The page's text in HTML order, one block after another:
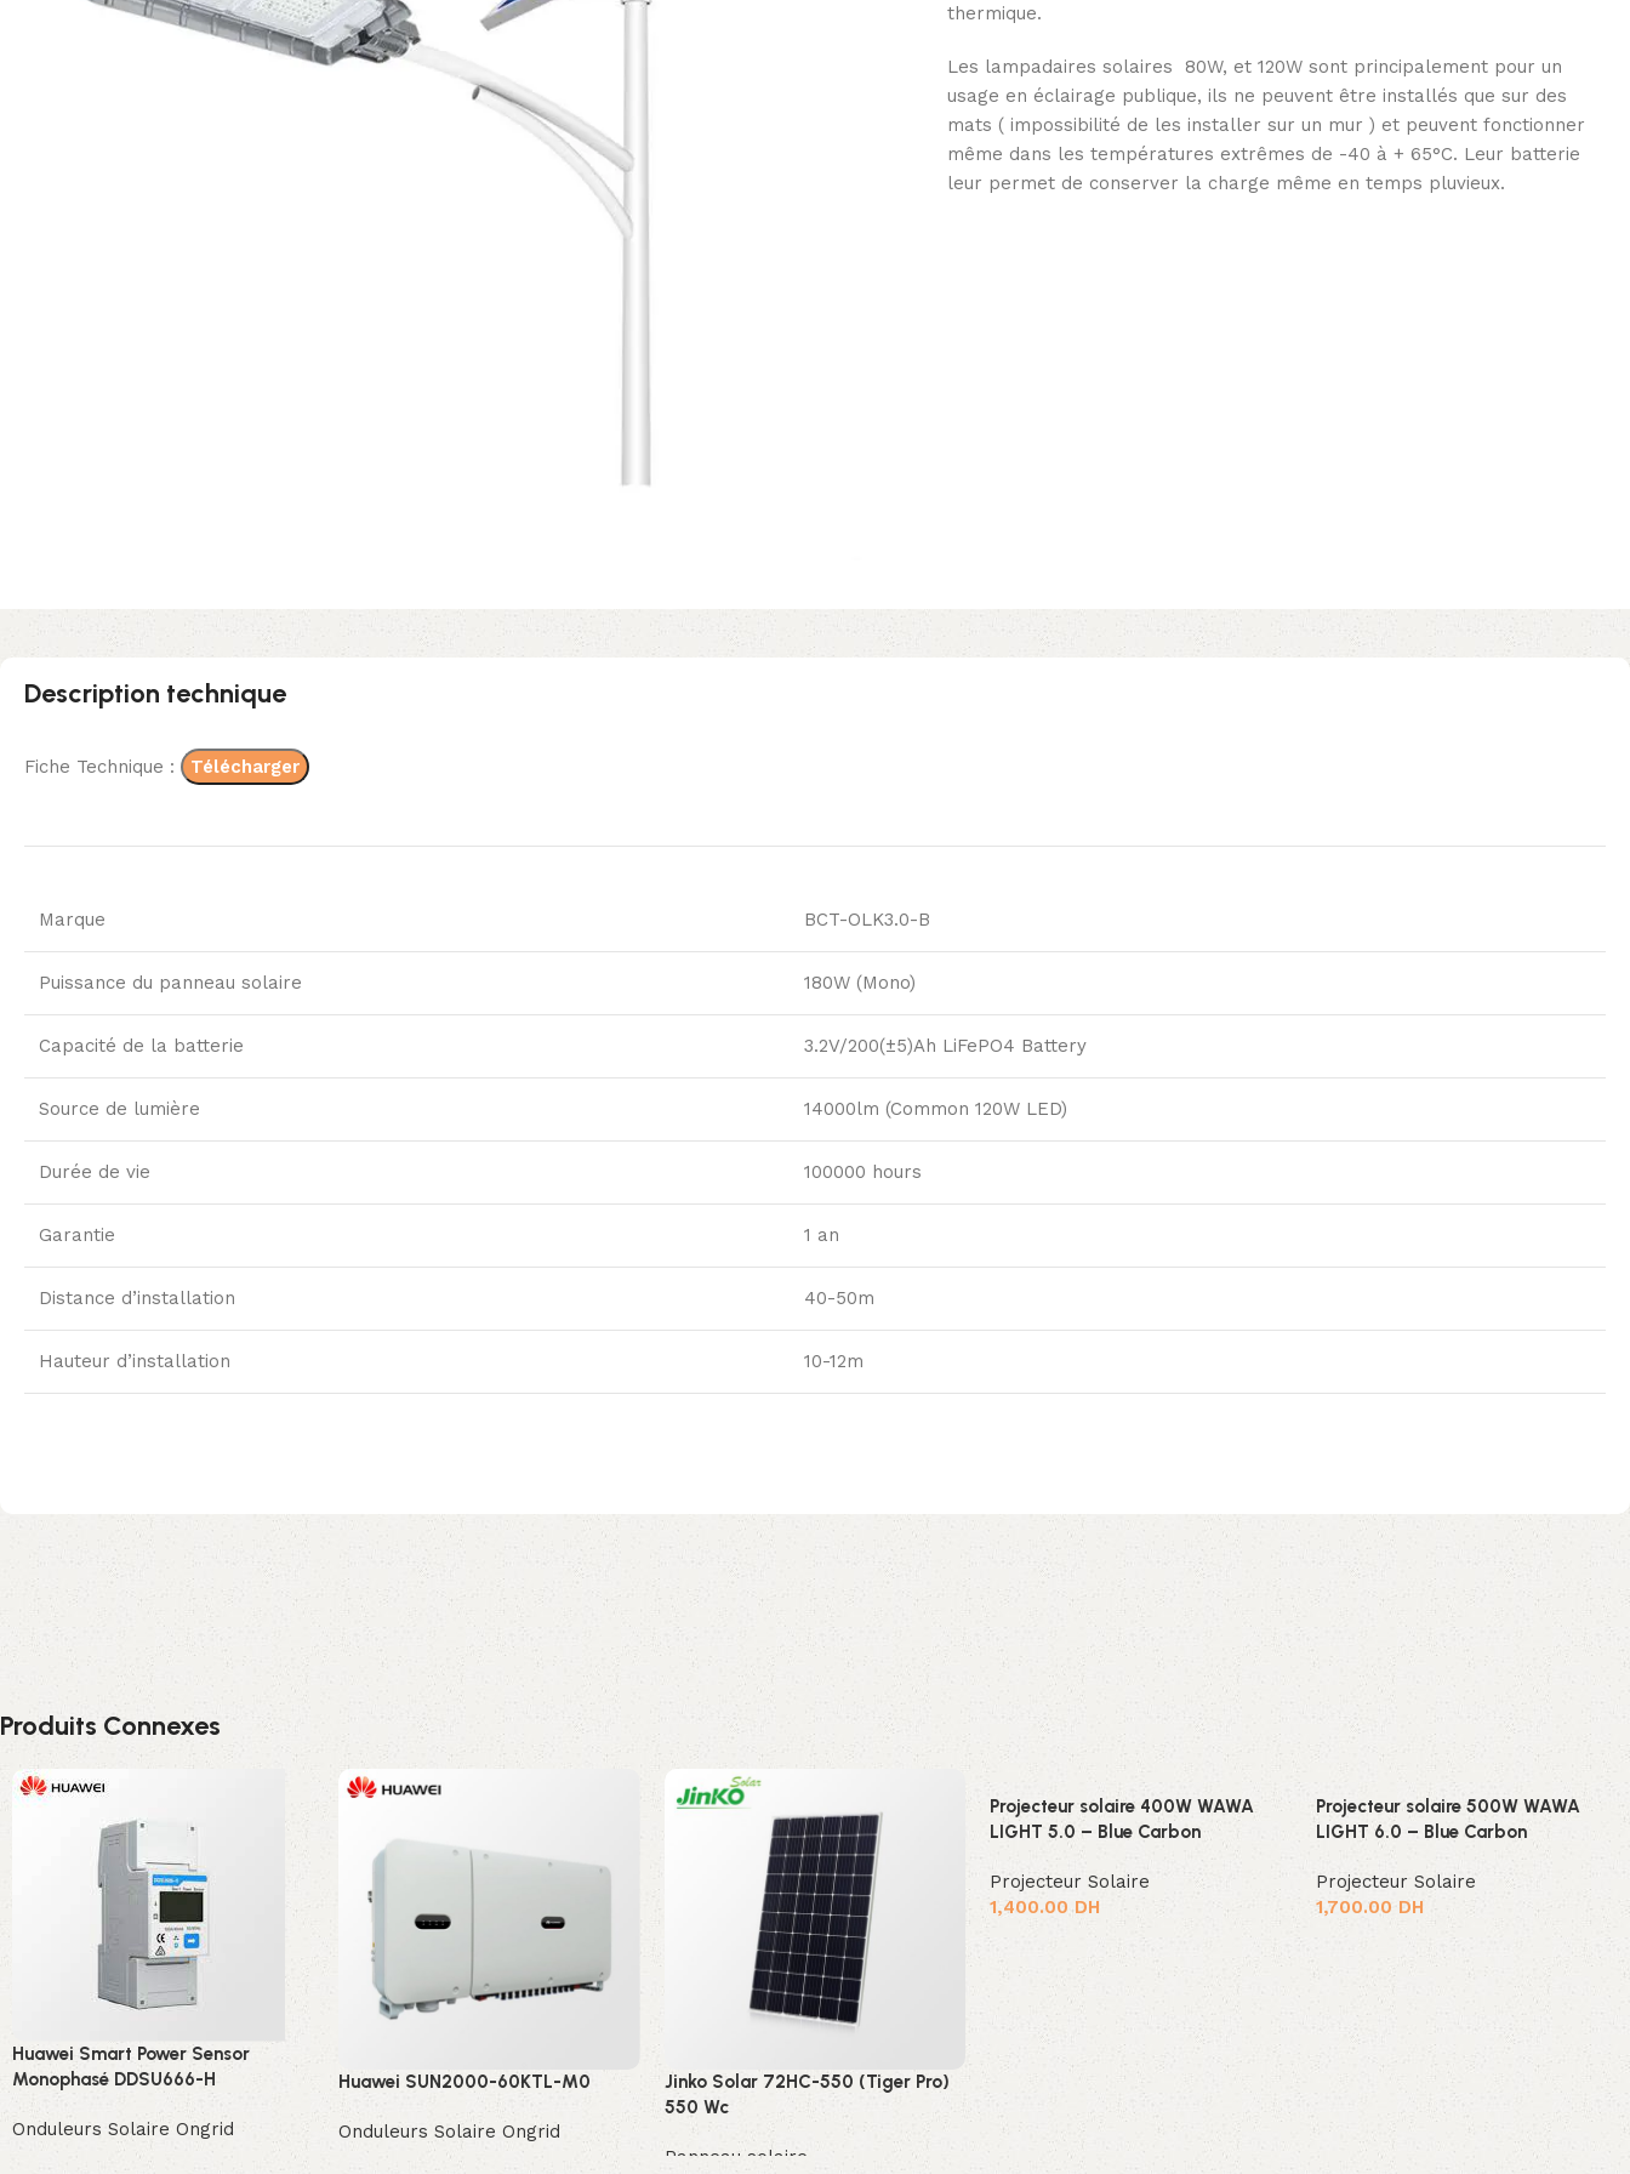
thermique.
Les lampadaires solaires 80W, et 120W sont principalement pour un
usage en éclairage publique, ils ne peuvent être installés que sur des
mats ( impossibilité de les installer sur un mur ) et peuvent fonctionner
même dans les températures extrêmes de -40 à + 65°C. Leur batterie
leur permet de conserver la charge même en temps pluvieux.
Description technique
Fiche Technique : Télécharger
Marque BCT-OLK3.0-B
Puissance du panneau solaire 180W (Mono)
Capacité de la batterie 3.2V/200(±5)Ah LiFePO4 Battery
Source de lumière 14000lm (Common 120W LED)
Durée de vie 100000 hours
Garantie 1 an
Distance d’installation 40-50m
Hauteur d’installation 10-12m
Produits Connexes
Huawei Smart Power Sensor
Monophasé DDSU666-H
Onduleurs Solaire Ongrid
Huawei SUN2000-60KTL-M0
Onduleurs Solaire Ongrid
Jinko Solar 72HC-550 (Tiger Pro)
550 Wc
Panneau solaire
Projecteur solaire 400W WAWA
LIGHT 5.0 – Blue Carbon
Projecteur Solaire
1,400.00 DH
Projecteur solaire 500W WAWA
LIGHT 6.0 – Blue Carbon
Projecteur Solaire
1,700.00 DH